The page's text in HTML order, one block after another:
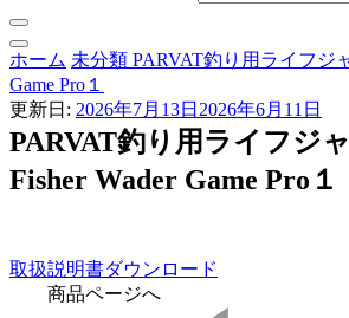
ホーム＆セキュア
nihontechnical co,ltd.
ホーム 未分類 PARVAT釣り用ライフジ
Game Pro１
更新日: 2026年7月13日 2026年6月11日
PARVAT釣り用ライフジ
Fisher Wader Game Pro１
取扱説明書ダウンロード
商品ページへ